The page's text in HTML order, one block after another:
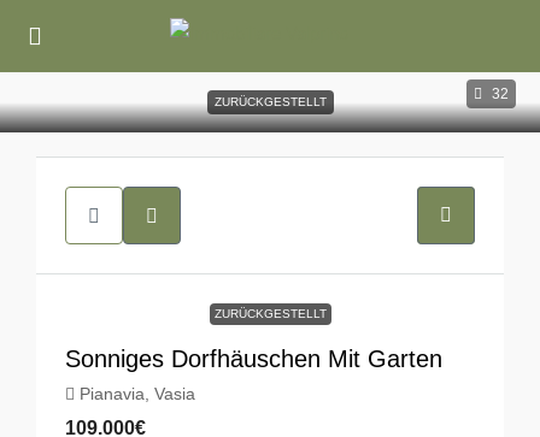
32
ZURÜCKGESTELLT
ZURÜCKGESTELLT
Sonniges Dorfhäuschen Mit Garten
Pianavia, Vasia
109.000€